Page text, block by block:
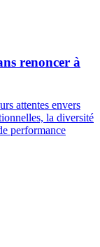
renoncer à
attentes envers
la diversité
performance